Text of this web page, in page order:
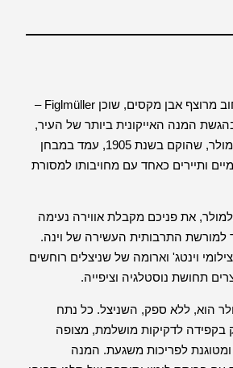
בלב וינה, השוכן ברחוב מרוצף אבן מקסים, שוכן Figlmüller –
המנה האייקונית ביותר של העיר,
השניצל הווינאי. פיגלמולר, שהוקם בשנת 1905, עמד במבחן
ותיירים כאחד עם מחויבותו למסורת
את פניכם מקבלת אווירה נעימה
למורשת התרבותית העשירה של וינה.
וינטג' וארומה של שניצלים רוחשים
תחושת נוסטלגיה וציפייה.
הוא, ללא ספק, השניצל. כל נתח
בקפידה לדקיקות מושלמת, מצופה
ומטוגנת לפריכות משגעת. המנה